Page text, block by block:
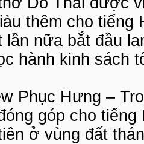
thêm cho
lần nữa bắt đầu
hành kinh sách
Phục Hưng –
góp cho
ở vùng đất